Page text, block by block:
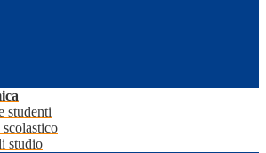
studenti
scolastico
studio